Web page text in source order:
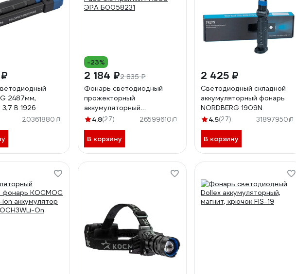
2487мм,
3,7 В 1926
20361880
-23%
2 184 ₽2 835 ₽
Фонарь светодиодный
прожекторный
аккумуляторный
многофункциональный
ЭРА Б0058231
4.8(27) 26599610
В корзину
2 425 ₽
Светодиодный складной
аккумуляторный фонарь
NORDBERG 1909N
4.5(27) 31897950
В корзину